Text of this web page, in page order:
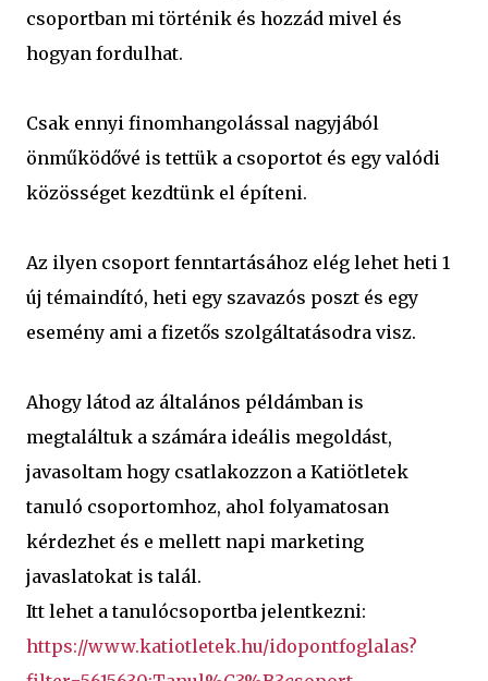
csoportban mi történik és hozzád mivel és
hogyan fordulhat.
Csak ennyi finomhangolással nagyjából
önműködővé is tettük a csoportot és egy valódi
közösséget kezdtünk el építeni.
Az ilyen csoport fenntartásához elég lehet heti 1
új témaindító, heti egy szavazós poszt és egy
esemény ami a fizetős szolgáltatásodra visz.
Ahogy látod az általános példámban is
megtaláltuk a számára ideális megoldást,
javasoltam hogy csatlakozzon a Katiötletek
tanuló csoportomhoz, ahol folyamatosan
kérdezhet és e mellett napi marketing
javaslatokat is talál.
Itt lehet a tanulócsoportba jelentkezni:
https://www.katiotletek.hu/idopontfoglalas?